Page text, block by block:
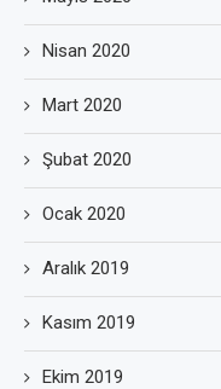
Nisan 2020
Mart 2020
Şubat 2020
Ocak 2020
Aralık 2019
Kasım 2019
Ekim 2019